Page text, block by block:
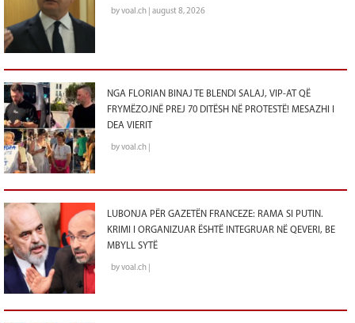
by voal.ch | august 8, 2026
NGA FLORIAN BINAJ TE BLENDI SALAJ, VIP-AT QË
FRYMËZOJNË PREJ 70 DITËSH NË PROTESTË! MESAZHI I
DEA VIERIT
by voal.ch |
LUBONJA PËR GAZETËN FRANCEZE: RAMA SI PUTIN.
KRIMI I ORGANIZUAR ËSHTË INTEGRUAR NË QEVERI, BE
MBYLL SYTË
by voal.ch |